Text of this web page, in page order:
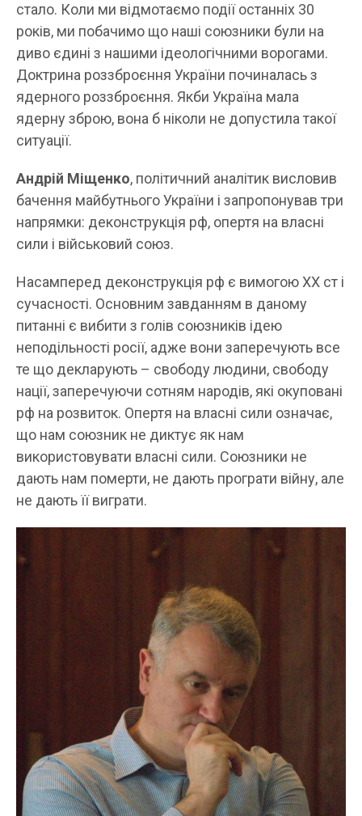
стало. Коли ми відмотаємо події останніх 30
років, ми побачимо що наші союзники були на
диво єдині з нашими ідеологічними ворогами.
Доктрина роззброєння України починалась з
ядерного роззброєння. Якби Україна мала
ядерну зброю, вона б ніколи не допустила такої
ситуації.
Андрій Міщенко, політичний аналітик висловив
бачення майбутнього України і запропонував три
напрямки: деконструкція рф, опертя на власні
сили і військовий союз.
Насамперед деконструкція рф є вимогою ХХ ст і
сучасності. Основним завданням в даному
питанні є вибити з голів союзників ідею
неподільності росії, адже вони заперечують все
те що декларують – свободу людини, свободу
нації, заперечуючи сотням народів, які окуповані
рф на розвиток. Опертя на власні сили означає,
що нам союзник не диктує як нам
використовувати власні сили. Союзники не
дають нам померти, не дають програти війну, але
не дають її виграти.